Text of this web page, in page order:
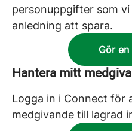
personuppgifter som
anledning att spara.
Gör
Hantera mitt
Logga in i Connect för
medgivande till lagrad